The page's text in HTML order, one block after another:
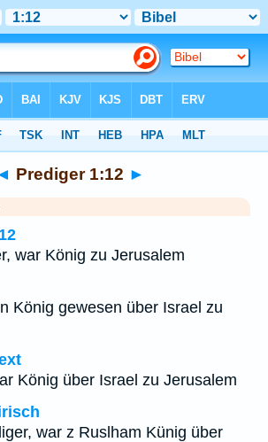
Prediger 1:12 ►
war König zu Jerusalem
König gewesen über Israel zu
König über Israel zu Jerusalem
war z Ruslham Künig über